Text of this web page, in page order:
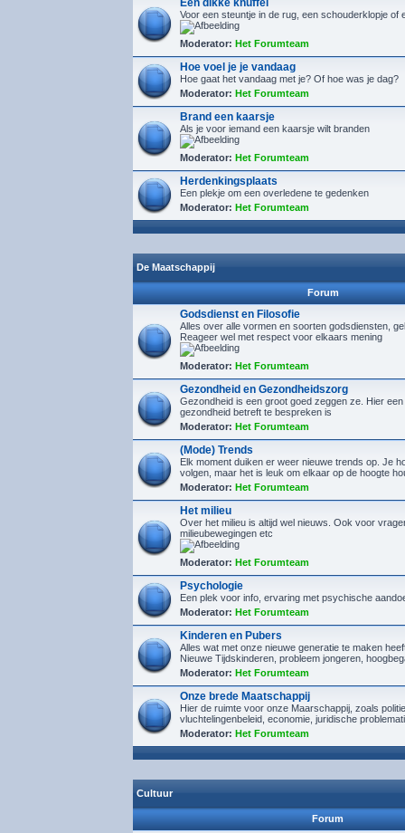
Een dikke knuffel
Voor een steuntje in de rug, een schouderklopje of
Moderator: Het Forumteam
Hoe voel je je vandaag
Hoe gaat het vandaag met je? Of hoe was je dag?
Moderator: Het Forumteam
Brand een kaarsje
Als je voor iemand een kaarsje wilt branden
Moderator: Het Forumteam
Herdenkingsplaats
Een plekje om een overledene te gedenken
Moderator: Het Forumteam
De Maatschappij
Forum
Godsdienst en Filosofie
Alles over alle vormen en soorten godsdiensten,
Reageer wel met respect voor elkaars mening
Moderator: Het Forumteam
Gezondheid en Gezondheidszorg
Gezondheid is een groot goed zeggen ze. Hier
gezondheid betreft te bespreken is
Moderator: Het Forumteam
(Mode) Trends
Elk moment duiken er weer nieuwe trends op. Je
volgen, maar het is leuk om elkaar op de hoogte
Moderator: Het Forumteam
Het milieu
Over het milieu is altijd wel nieuws. Ook voor
milieubewegingen etc
Moderator: Het Forumteam
Psychologie
Een plek voor info, ervaring met psychische
Moderator: Het Forumteam
Kinderen en Pubers
Alles wat met onze nieuwe generatie te maken
Nieuwe Tijdskinderen, probleem jongeren,
Moderator: Het Forumteam
Onze brede Maatschappij
Hier de ruimte voor onze Maarschappij, zoals
vluchtelingenbeleid, economie, juridische
Moderator: Het Forumteam
Cultuur
Forum